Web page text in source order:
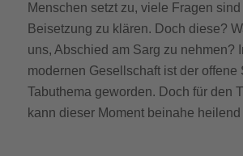
Menschen setzt zu, viele Fragen
Beisetzung zu klären. Doch diese?
uns, Abschied am Sarg zu nehmen?
modernen Gesellschaft ist der offene
Tabuthema geworden. Doch für den
kann dieser Moment beinahe heilend